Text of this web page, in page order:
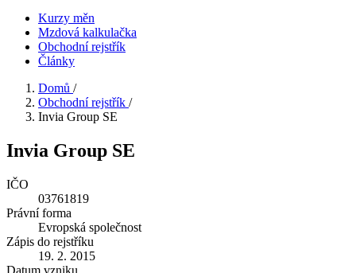
Kurzy měn
Mzdová kalkulačka
Obchodní rejstřík
Články
Domů /
Obchodní rejstřík /
Invia Group SE
Invia Group SE
IČO
03761819
Právní forma
Evropská společnost
Zápis do rejstříku
19. 2. 2015
Datum vzniku